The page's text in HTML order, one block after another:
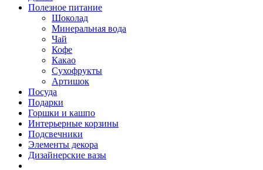
Полезное питание
Шоколад
Минеральная вода
Чай
Кофе
Какао
Сухофрукты
Артишок
Посуда
Подарки
Горшки и кашпо
Интерьерные корзины
Подсвечники
Элементы декора
Дизайнерские вазы